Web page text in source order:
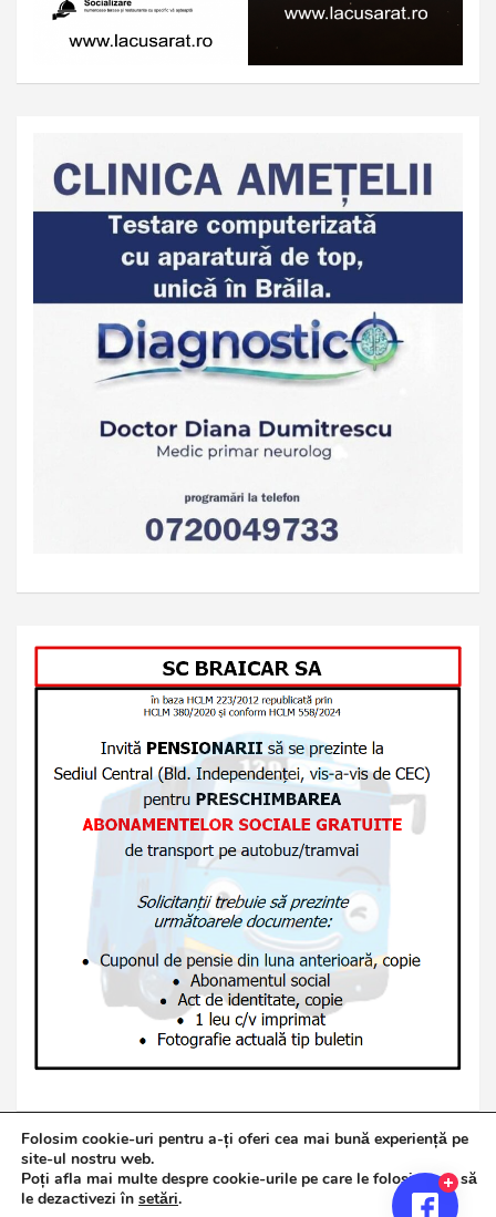
Copyright © 2026Jurnalul de Brăila
Politică de confidențialitate
Theme Horse
Folosim cookie-uri pentru a-ți oferi cea mai bună experiență pe
site-ul nostru web.
Poți afla mai multe despre cookie-urile pe care le folosim sau să
le dezactivezi în setări.